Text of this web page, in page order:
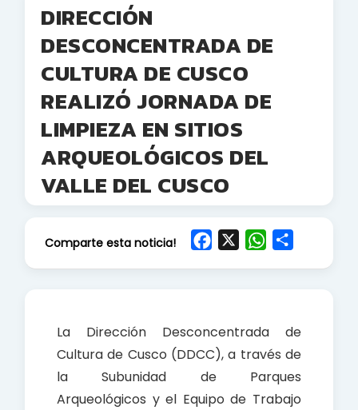
DIRECCIÓN
DESCONCENTRADA DE
CULTURA DE CUSCO
REALIZÓ JORNADA DE
LIMPIEZA EN SITIOS
ARQUEOLÓGICOS DEL
VALLE DEL CUSCO
Comparte esta noticia!
o
o
k
W
p
p
La Dirección Desconcentrada de
Cultura de Cusco (DDCC), a través de
la Subunidad de Parques
Arqueológicos y el Equipo de Trabajo